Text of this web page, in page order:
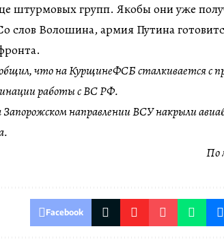
штурмовых групп. Якобы они уже
слов Волошина, армия Путина
что на КурщинеФСБ сталкивается с
работы с ВС РФ.
направлении ВСУ накрыли
По
Facebook